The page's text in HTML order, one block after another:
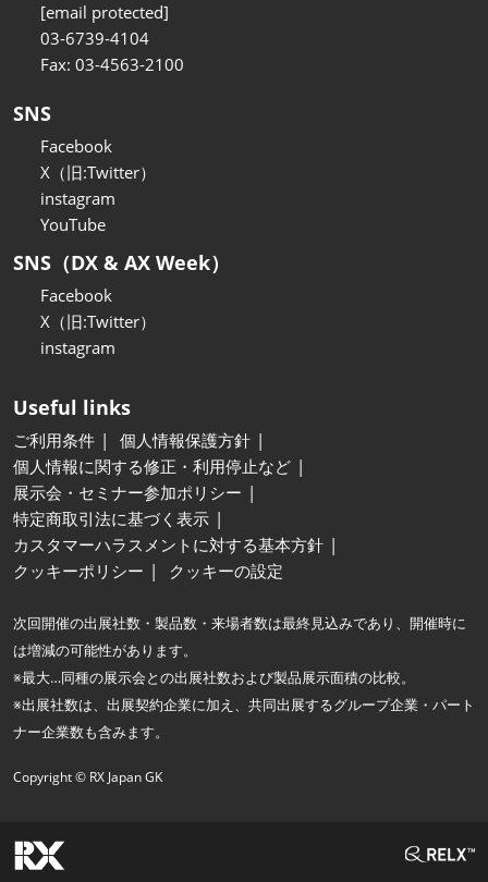
[email protected]
03-6739-4104
Fax: 03-4563-2100
SNS
Facebook
X（旧:Twitter）
instagram
YouTube
SNS（DX & AX Week）
Facebook
X（旧:Twitter）
instagram
Useful links
ご利用条件
個人情報保護方針
個人情報に関する修正・利用停止など
展示会・セミナー参加ポリシー
特定商取引法に基づく表示
カスタマーハラスメントに対する基本方針
クッキーポリシー
クッキーの設定
次回開催の出展社数・製品数・来場者数は最終見込みであり、開催時に
は増減の可能性があります。
※最大…同種の展示会との出展社数および製品展示面積の比較。
※出展社数は、出展契約企業に加え、共同出展するグループ企業・パート
ナー企業数も含みます。
Copyright © RX Japan GK